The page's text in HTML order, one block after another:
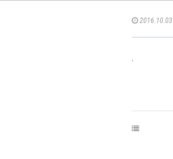
2016.10.03